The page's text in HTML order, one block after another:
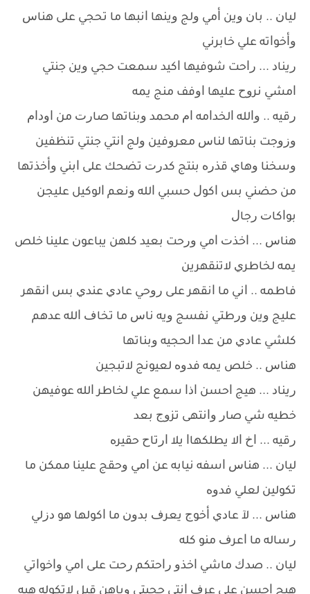
ﻟﻴﺎﻥ .. ﺑﺎﻥ ﻭﻳﻦ ﺃﻣﻲ ﻭﻟﺞ ﻭﻳﻨﻬﺎ ﺍﻧﺒﻬﺎ ﻣﺎ ﺗﺤﺠﻲ ﻋﻠﻰ ﻫﻨﺎﺱ
ﻭﺃﺧﻮﺍﺗﻪ ﻋﻠﻲ ﺧﺎﺑﺮﻧﻲ
ﺭﻳﻨﺎﺩ ... ﺭﺍﺣﺖ ﺷﻮﻓﻴﻬﺎ ﺍﻛﻴﺪ ﺳﻤﻌﺖ ﺣﺠﻲ ﻭﻳﻦ ﺟﻨﺘﻲ
ﺍﻣﺸﻲ ﻧﺮﻭﺡ ﻋﻠﻴﻬﺎ ﺍﻭﻓﻒ ﻣﻨﺞ ﻳﻤﻪ
ﺭﻗﻴﻪ .. ﻭﺍﻟﻠﻪ ﺍﻟﺨﺪﺍﻣﻪ ﺍﻡ ﻣﺤﻤﺪ ﻭﺑﻨﺎﺗﻬﺎ ﺻﺎﺭﺕ ﻣﻦ ﺍﻭﺩﺍﻡ
ﻭﺯﻭﺟﺖ ﺑﻨﺎﺗﻬﺎ ﻟﻨﺎﺱ ﻣﻌﺮﻭﻓﻴﻦ ﻭﻟﺞ ﺍﻧﺘﻲ ﺟﻨﺘﻲ ﺗﻨﻈﻔﻴﻦ
ﻭﺳﺨﻨﺎ ﻭﻫﺎﻱ ﻗﺬﺭﻩ ﺑﻨﺘﺞ ﻛﺪﺭﺕ ﺗﻀﺤﻚ ﻋﻠﻰ ﺍﺑﻨﻲ ﻭﺃﺧﺬﺗﻬﺎ
ﻣﻦ ﺣﻀﻨﻲ ﺑﺲ ﺍﻛﻮﻝ ﺣﺴﺒﻲ ﺍﻟﻠﻪ ﻭﻧﻌﻢ ﺍﻟﻮﻛﻴﻞ ﻋﻠﻴﺠﻦ
ﺑﻮﺍﻛﺎﺕ ﺭﺟﺎﻝ
ﻫﻨﺎﺱ ... ﺍﺧﺬﺕ ﺍﻣﻲ ﻭﺭﺣﺖ ﺑﻌﻴﺪ ﻛﻠﻬﻦ ﻳﺒﺎﻋﻮﻥ ﻋﻠﻴﻨﺎ ﺧﻠﺺ
ﻳﻤﻪ ﻟﺨﺎﻃﺮﻱ ﻻﺗﻨﻘﻬﺮﻳﻦ
ﻓﺎﻃﻤﻪ .. ﺍﻧﻲ ﻣﺎ ﺍﻧﻘﻬﺮ ﻋﻠﻰ ﺭﻭﺣﻲ ﻋﺎﺩﻱ ﻋﻨﺪﻱ ﺑﺲ ﺍﻧﻘﻬﺮ
ﻋﻠﻴﺞ ﻭﻳﻦ ﻭﺭﻃﺘﻲ ﻧﻔﺴﺞ ﻭﻳﻪ ﻧﺎﺱ ﻣﺎ ﺗﺨﺎﻑ ﺍﻟﻠﻪ ﻋﺪﻫﻢ
ﻛﻠﺸﻲ ﻋﺎﺩﻱ ﻣﻦ ﻋﺪﺍ ﺍﻟﺤﺠﻴﻪ ﻭﺑﻨﺎﺗﻬﺎ
ﻫﻨﺎﺱ .. ﺧﻠﺺ ﻳﻤﻪ ﻓﺪﻭﻩ ﻟﻌﻴﻮﻧﺞ ﻻﺗﺒﺠﻴﻦ
ﺭﻳﻨﺎﺩ ... ﻫﻴﺞ ﺍﺣﺴﻦ ﺍﺫﺍ ﺳﻤﻊ ﻋﻠﻲ ﻟﺨﺎﻃﺮ ﺍﻟﻠﻪ ﻋﻮﻓﻴﻬﻦ
ﺧﻄﻴﻪ ﺷﻲ ﺻﺎﺭ ﻭﺍﻧﺘﻬﻰ ﺗﺰﻭﺝ ﺑﻌﺪ
ﺭﻗﻴﻪ ... ﺍﺥ ﺍﻻ ﻳﻄﻠﻜﻬﺎﺍ ﻳﻼ ﺍﺭﺗﺎﺡ ﺣﻘﻴﺮﻩ
ﻟﻴﺎﻥ ... ﻫﻨﺎﺱ ﺍﺳﻔﻪ ﻧﻴﺎﺑﻪ ﻋﻦ ﺍﻣﻲ ﻭﺣﻘﺞ ﻋﻠﻴﻨﺎ ﻣﻤﻜﻦ ﻣﺎ
ﺗﻜﻮﻟﻴﻦ ﻟﻌﻠﻲ ﻓﺪﻭﻩ
ﻫﻨﺎﺱ ... ﻵ ﻋﺎﺩﻱ ﺃﺧﻮﺝ ﻳﻌﺮﻑ ﺑﺪﻭﻥ ﻣﺎ ﺍﻛﻮﻟﻬﺎ ﻫﻮ ﺩﺯﻟﻲ
ﺭﺳﺎﻟﻪ ﻣﺎ ﺍﻋﺮﻑ ﻣﻨﻮ ﻛﻠﻪ
ﻟﻴﺎﻥ .. ﺻﺪﻙ ﻣﺎﺷﻲ ﺍﺧﺬﻭ ﺭﺍﺣﺘﻜﻢ ﺭﺣﺖ ﻋﻠﻰ ﺍﻣﻲ ﻭﺍﺧﻮﺍﺗﻲ
ﻫﻴﺞ ﺍﺣﺴﻦ ﻋﻠﻲ ﻋﺮﻑ ﺍﻧﺘﻲ ﺣﺠﻴﺘﻲ ﻭﻳﺎﻫﻦ ﻗﺒﻞ ﻻﺗﻜﻮﻟﻪ ﻫﻴﻪ